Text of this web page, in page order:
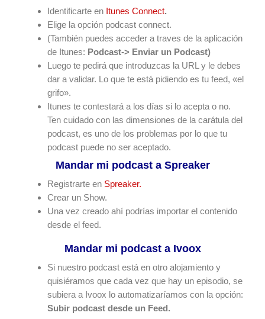
Identificarte en Itunes Connect.
Elige la opción podcast connect.
(También puedes acceder a traves de la aplicación
de Itunes: Podcast-> Enviar un Podcast)
Luego te pedirá que introduzcas la URL y le debes
dar a validar. Lo que te está pidiendo es tu feed, «el
grifo».
Itunes te contestará a los días si lo acepta o no.
Ten cuidado con las dimensiones de la carátula del
podcast, es uno de los problemas por lo que tu
podcast puede no ser aceptado.
Mandar mi podcast a Spreaker
Registrarte en Spreaker.
Crear un Show.
Una vez creado ahí podrías importar el contenido
desde el feed.
Mandar mi podcast a Ivoox
Si nuestro podcast está en otro alojamiento y
quisiéramos que cada vez que hay un episodio, se
subiera a Ivoox lo automatizaríamos con la opción:
Subir podcast desde un Feed.